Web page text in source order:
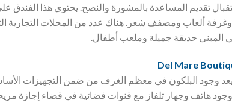
تقديم المساعدة بالمشورة والنصح. يحتوي هذا الفندق
ألعاب ومصفف شعر. هناك عدد من المحلات التجارية
المبنى حديقة جميلة وملعب أطفال.
وجود البلكون في معظم الغرف من ضمن التجهيزات
هاتف وجهاز تلفاز مع قنوات فضائية في قضاء إجازة